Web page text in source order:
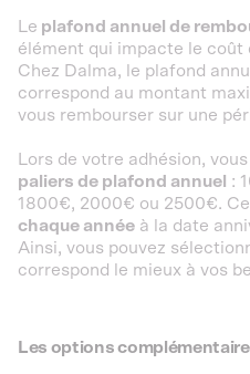
Le plafond annuel de
élément qui impacte le coût
Chez Dalma, le plafond
correspond au montant
vous rembourser sur une
Lors de votre adhésion,
paliers de plafond annuel :
1800€, 2000€ ou 2500€.
chaque année à la date
Ainsi, vous pouvez
correspond le mieux à vos
Les options